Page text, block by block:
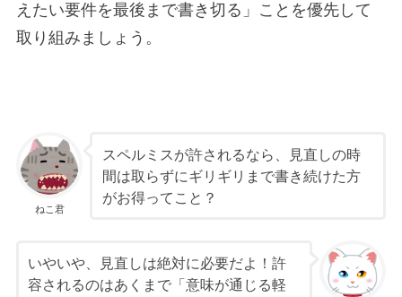
えたい要件を最後まで書き切る」ことを優先して
取り組みましょう。
ねこ君
スペルミスが許されるなら、見直しの時
間は取らずにギリギリまで書き続けた方
がお得ってこと？
いやいや、見直しは絶対に必要だよ！許
容されるのはあくまで「意味が通じる軽